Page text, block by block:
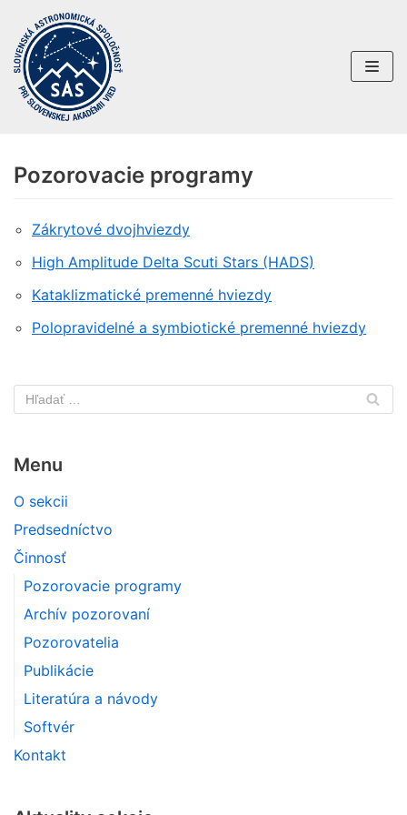
Preskočiť
na
obsah
Pozorovacie programy
Zákrytové dvojhviezdy
High Amplitude Delta Scuti Stars (HADS)
Kataklizmatické premenné hviezdy
Polopravidelné a symbiotické premenné hviezdy
Menu
O sekcii
Predsedníctvo
Činnosť
Pozorovacie programy
Archív pozorovaní
Pozorovatelia
Publikácie
Literatúra a návody
Softvér
Kontakt